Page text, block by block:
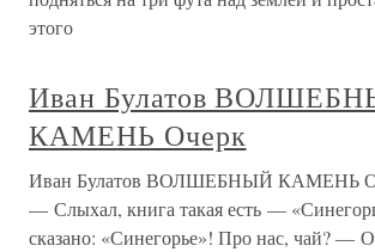
этого
Иван Булатов
КАМЕНЬ Очерк
Иван Булатов ВОЛШЕБНЫЙ КАМЕНЬ
— Слыхал, книга такая есть —
сказано: «Синегорье»! Про нас, чай? —